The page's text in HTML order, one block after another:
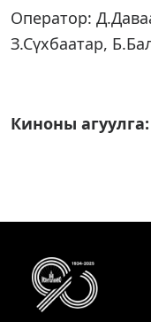
Оператор:
З.Сүхбаатар,
Киноны агуулга: